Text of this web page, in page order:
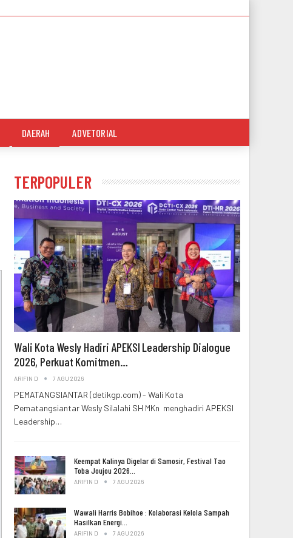
DAERAH ADVETORIAL
TERPOPULER
Wali Kota Wesly Hadiri APEKSI Leadership Dialogue
2026, Perkuat Komitmen…
ARIFIN D 7 AGU 2026
PEMATANGSIANTAR (detikgp.com) - Wali Kota
Pematangsiantar Wesly Silalahi SH MKn menghadiri APEKSI
Leadership…
Keempat Kalinya Digelar di Samosir, Festival Tao
Toba Joujou 2026…
ARIFIN D 7 AGU 2026
Wawali Harris Bobihoe : Kolaborasi Kelola Sampah
Hasilkan Energi…
ARIFIN D 7 AGU 2026